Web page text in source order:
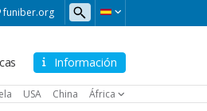
funiber.org
Información
USA China África